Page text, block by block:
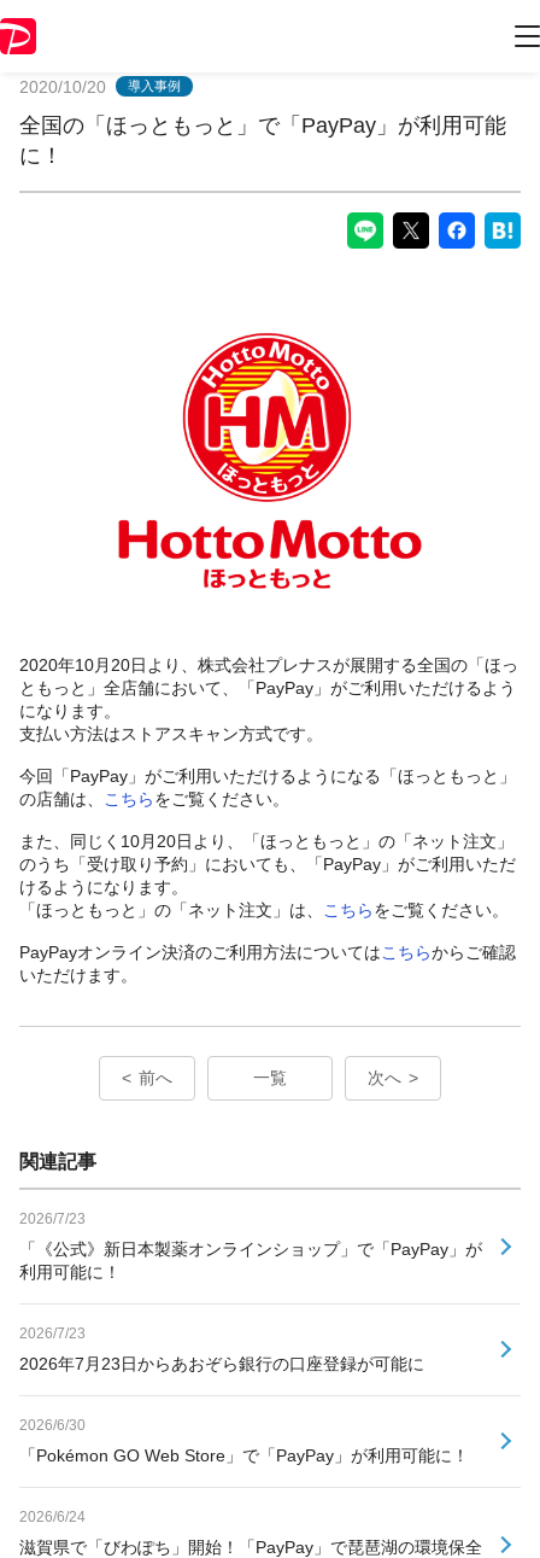
2020/10/20 導入事例
全国の「ほっともっと」で「PayPay」が利⽤可能
に！
2020年10月20日より、株式会社プレナスが展開する全国の「ほっ
ともっと」全店舗において、「PayPay」がご利用いただけるよう
になります。
支払い方法はストアスキャン方式です。
今回「PayPay」がご利用いただけるようになる「ほっともっと」
の店舗は、
こちらをご覧ください。
また、同じく10月20日より、「ほっともっと」の「ネット注文」
のうち「受け取り予約」においても、「PayPay」がご利用いただ
けるようになります。
「ほっともっと」の「ネット注文」は、
こちらをご覧ください。
PayPayオンライン決済のご利用方法についてはこちらからご確認
いただけます。
前へ 一覧 次へ
関連記事
2026/7/23
「《公式》新日本製薬オンラインショップ」で「PayPay」が
利用可能に！
2026/7/23
2026年7月23日からあおぞら銀行の口座登録が可能に
2026/6/30
「Pokémon GO Web Store」で「PayPay」が利用可能に！
2026/6/24
滋賀県で「びわぽち」開始！「PayPay」で琵琶湖の環境保全